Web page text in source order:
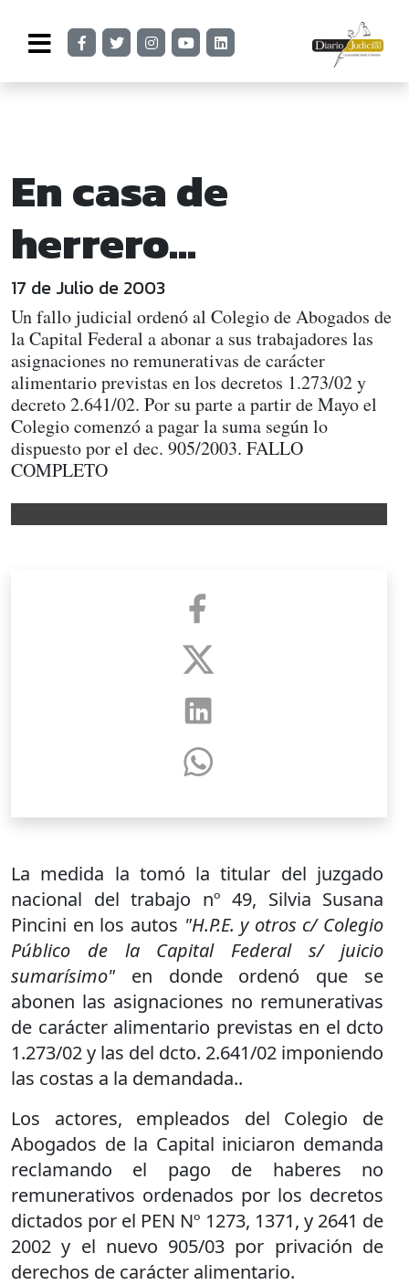
En casa de
herrero...
17 de Julio de 2003
Un fallo judicial ordenó al Colegio de Abogados de
la Capital Federal a abonar a sus trabajadores las
asignaciones no remunerativas de carácter
alimentario previstas en los decretos 1.273/02 y
decreto 2.641/02. Por su parte a partir de Mayo el
Colegio comenzó a pagar la suma según lo
dispuesto por el dec. 905/2003. FALLO
COMPLETO
La medida la tomó la titular del juzgado
nacional del trabajo nº 49, Silvia Susana
Pincini en los autos "H.P.E. y otros c/ Colegio
Público de la Capital Federal s/ juicio
sumarísimo" en donde ordenó que se
abonen las asignaciones no remunerativas
de carácter alimentario previstas en el dcto
1.273/02 y las del dcto. 2.641/02 imponiendo
las costas a la demandada..
Los actores, empleados del Colegio de
Abogados de la Capital iniciaron demanda
reclamando el pago de haberes no
remunerativos ordenados por los decretos
dictados por el PEN Nº 1273, 1371, y 2641 de
2002 y el nuevo 905/03 por privación de
derechos de carácter alimentario.